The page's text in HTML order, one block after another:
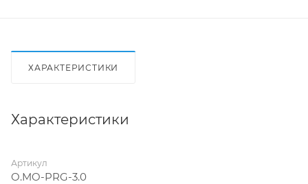
ХАРАКТЕРИСТИКИ
Характеристики
Артикул
O.MO-PRG-3.0